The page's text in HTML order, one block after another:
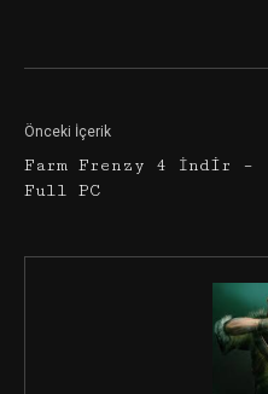
Önceki İçerik
Farm Frenzy 4 İndir –
Full PC